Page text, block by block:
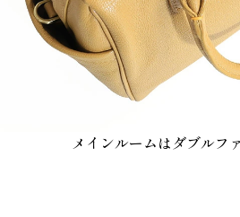
メインルームはダブルフ